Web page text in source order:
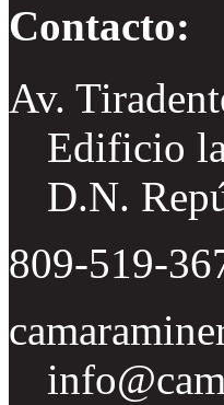
Contacto:
Av.
Edificio
D.N.
809-519-